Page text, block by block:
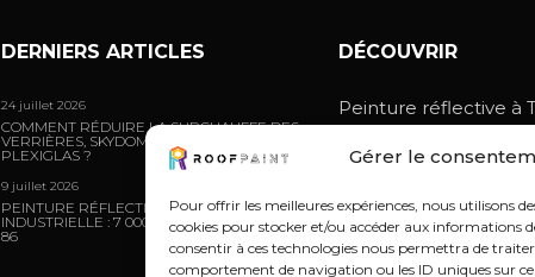
Gérer le
Pour offrir les meilleures expériences, nous utilisons
cookies pour stocker et/ou accéder aux informations
consentir à ces technologies nous permettra de traiter
comportement de navigation ou les ID uniques sur
DERNIERS ARTICLES
24 juillet 2026
COMMENT RÉDUIRE LA SURCHAUFFE DES
VERRIÈRES, SKYDOMES ET SURFACES EN
PLEXIGLAS ?
9 juillet 2026
PEINTURE RÉFLECTIVE SUR TOITURE
INDUSTRIELLE : 7 000 M² TRAITÉS DANS LE
86
DÉCOUVRIR
Peinture réflective à
Peinture blanche